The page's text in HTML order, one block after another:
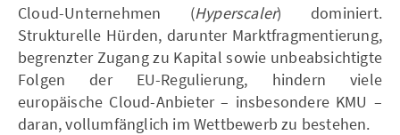
Cloud-Unternehmen (Hyperscaler) dominiert.
Strukturelle Hürden, darunter Marktfragmentierung,
begrenzter Zugang zu Kapital sowie unbeabsichtigte
Folgen der EU-Regulierung, hindern viele
europäische Cloud-Anbieter – insbesondere KMU –
daran, vollumfänglich im Wettbewerb zu bestehen.